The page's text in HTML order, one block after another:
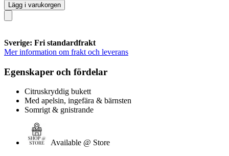
Lägg i varukorgen
Sverige: Fri standardfrakt
Mer information om frakt och leverans
Egenskaper och fördelar
Citruskryddig bukett
Med apelsin, ingefära & bärnsten
Somrigt & gnistrande
Available @ Store